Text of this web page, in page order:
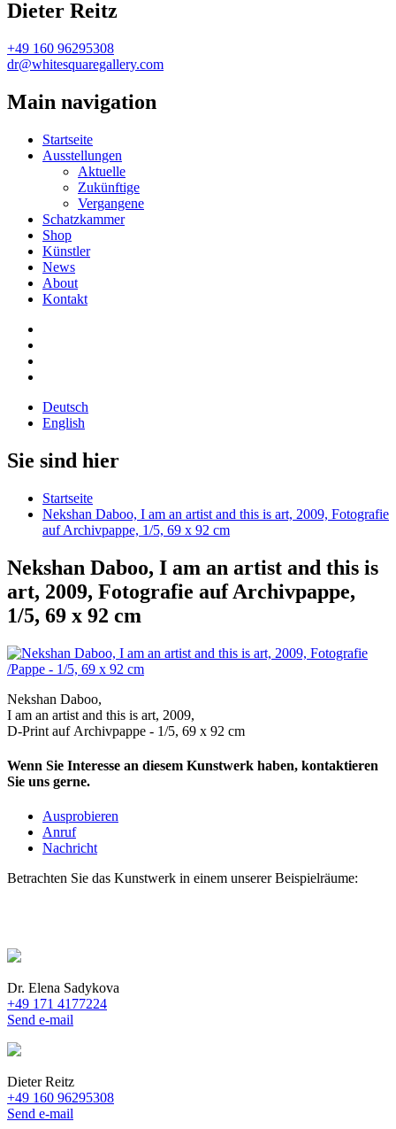
Dieter Reitz
+49 160 96295308
dr@whitesquaregallery.com
Main navigation
Startseite
Ausstellungen
Aktuelle
Zukünftige
Vergangene
Schatzkammer
Shop
Künstler
News
About
Kontakt
Deutsch
English
Sie sind hier
Startseite
Nekshan Daboo, I am an artist and this is art, 2009, Fotografie
auf Archivpappe, 1/5, 69 x 92 cm
Nekshan Daboo, I am an artist and this is
art, 2009, Fotografie auf Archivpappe,
1/5, 69 x 92 cm
Nekshan Daboo,
I am an artist and this is art, 2009,
D-Print auf Archivpappe - 1/5, 69 x 92 cm
Wenn Sie Interesse an diesem Kunstwerk haben, kontaktieren
Sie uns gerne.
Ausprobieren
Anruf
Nachricht
Betrachten Sie das Kunstwerk in einem unserer Beispielräume:
Dr. Elena Sadykova
+49 171 4177224
Send e-mail
Dieter Reitz
+49 160 96295308
Send e-mail